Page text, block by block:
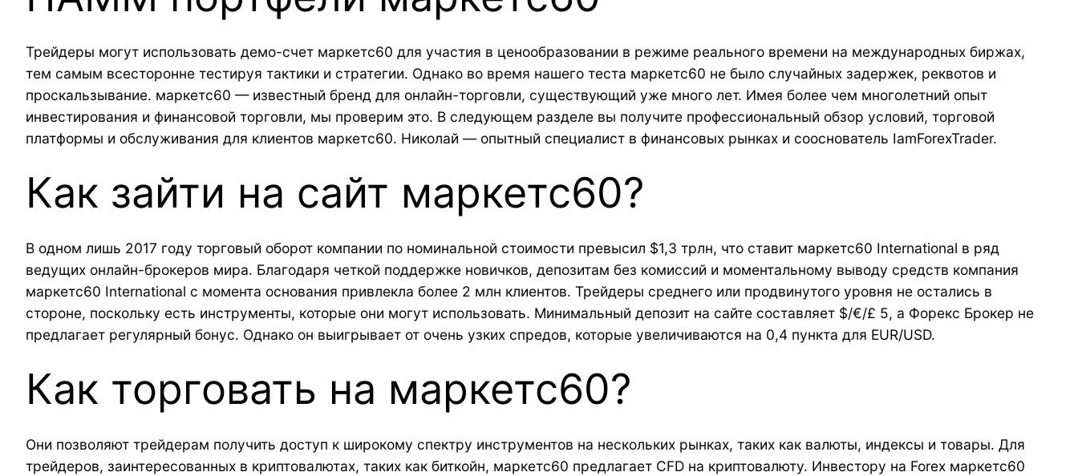
Трейдеры могут использовать демо-счет маркетс60 для участия в ценообразовании в режиме реального времени на международных биржах,
тем самым всесторонне тестируя тактики и стратегии. Однако во время нашего теста маркетс60 не было случайных задержек, реквотов и
проскальзывание. маркетс60 — известный бренд для онлайн-торговли, существующий уже много лет. Имея более чем многолетний опыт
инвестирования и финансовой торговли, мы проверим это. В следующем разделе вы получите профессиональный обзор условий, торговой
платформы и обслуживания для клиентов маркетс60. Николай — опытный специалист в финансовых рынках и сооснователь IamForexTrader.
Как зайти на сайт маркетс60?
В одном лишь 2017 году торговый оборот компании по номинальной стоимости превысил $1,3 трлн, что ставит маркетс60 International в ряд
ведущих онлайн-брокеров мира. Благодаря четкой поддержке новичков, депозитам без комиссий и моментальному выводу средств компания
маркетс60 International с момента основания привлекла более 2 млн клиентов. Трейдеры среднего или продвинутого уровня не остались в
стороне, поскольку есть инструменты, которые они могут использовать. Минимальный депозит на сайте составляет $/€/£ 5, а Форекс Брокер не
предлагает регулярный бонус. Однако он выигрывает от очень узких спредов, которые увеличиваются на 0,4 пункта для EUR/USD.
Как торговать на маркетс60?
Они позволяют трейдерам получить доступ к широкому спектру инструментов на нескольких рынках, таких как валюты, индексы и товары. Для
трейдеров, заинтересованных в криптовалютах, таких как биткойн, маркетс60 предлагает CFD на криптовалюту. Инвестору на Forex маркетс60